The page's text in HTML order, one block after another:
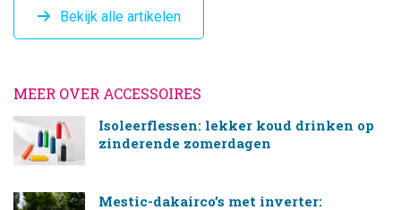
Bekijk alle artikelen
MEER OVER ACCESSOIRES
Isoleerflessen: lekker koud drinken op
zinderende zomerdagen
Mestic-dakairco’s met inverter: